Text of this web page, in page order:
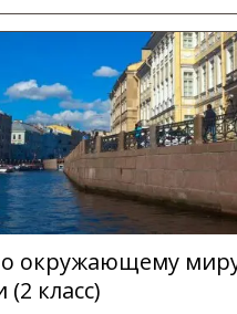
окружающему
(2 класс)